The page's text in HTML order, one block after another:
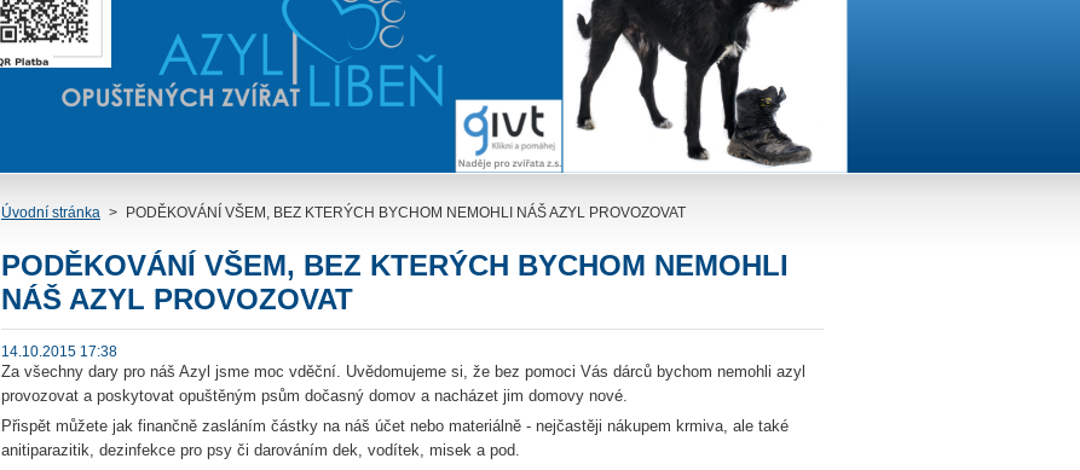
Úvodní stránka > PODĚKOVÁNÍ VŠEM, BEZ KTERÝCH BYCHOM NEMOHLI NÁŠ AZYL PROVOZOVAT
PODĚKOVÁNÍ VŠEM, BEZ KTERÝCH BYCHOM NEMOHLI
NÁŠ AZYL PROVOZOVAT
14.10.2015 17:38
Za všechny dary pro náš Azyl jsme moc vděční. Uvědomujeme si, že bez pomoci Vás dárců bychom nemohli azyl
provozovat a poskytovat opuštěným psům dočasný domov a nacházet jim domovy nové.
Přispět můžete jak finančně zasláním částky na náš účet nebo materiálně - nejčastěji nákupem krmiva, ale také
anitiparazitik, dezinfekce pro psy či darováním dek, vodítek, misek a pod.